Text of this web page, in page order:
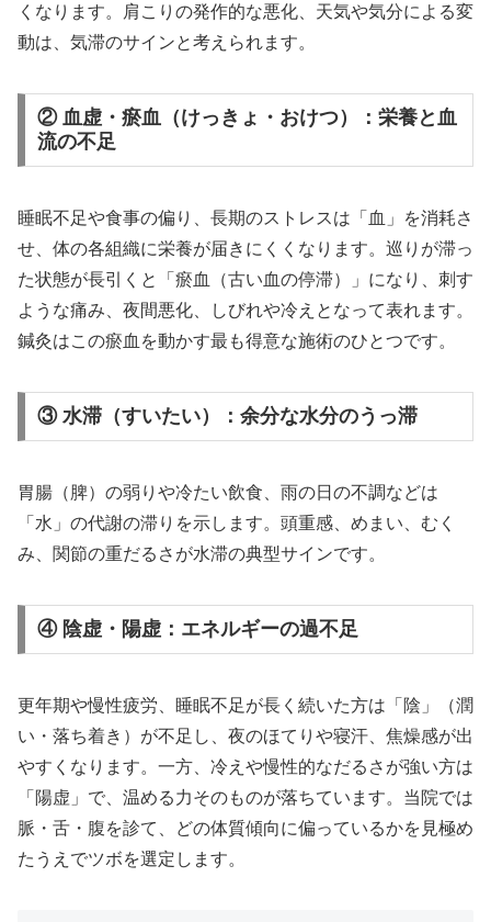
くなります。肩こりの発作的な悪化、天気や気分による変
動は、気滞のサインと考えられます。
② 血虚・瘀血（けっきょ・おけつ）：栄養と血
流の不足
睡眠不足や食事の偏り、長期のストレスは「血」を消耗さ
せ、体の各組織に栄養が届きにくくなります。巡りが滞っ
た状態が長引くと「瘀血（古い血の停滞）」になり、刺す
ような痛み、夜間悪化、しびれや冷えとなって表れます。
鍼灸はこの瘀血を動かす最も得意な施術のひとつです。
③ 水滞（すいたい）：余分な水分のうっ滞
胃腸（脾）の弱りや冷たい飲食、雨の日の不調などは
「水」の代謝の滞りを示します。頭重感、めまい、むく
み、関節の重だるさが水滞の典型サインです。
④ 陰虚・陽虚：エネルギーの過不足
更年期や慢性疲労、睡眠不足が長く続いた方は「陰」（潤
い・落ち着き）が不足し、夜のほてりや寝汗、焦燥感が出
やすくなります。一方、冷えや慢性的なだるさが強い方は
「陽虚」で、温める力そのものが落ちています。当院では
脈・舌・腹を診て、どの体質傾向に偏っているかを見極め
たうえでツボを選定します。